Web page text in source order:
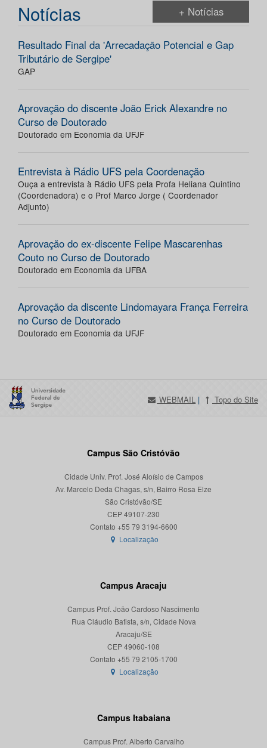
Notícias + Notícias
Resultado Final da 'Arrecadação Potencial e Gap
Tributário de Sergipe'
GAP
Aprovação do discente João Erick Alexandre no
Curso de Doutorado
Doutorado em Economia da UFJF
Entrevista à Rádio UFS pela Coordenação
Ouça a entrevista à Rádio UFS pela Profa Heliana Quintino
(Coordenadora) e o Prof Marco Jorge ( Coordenador
Adjunto)
Aprovação do ex-discente Felipe Mascarenhas
Couto no Curso de Doutorado
Doutorado em Economia da UFBA
Aprovação da discente Lindomayara França Ferreira
no Curso de Doutorado
Doutorado em Economia da UFJF
WEBMAIL | Topo do Site
Campus São Cristóvão
Cidade Univ. Prof. José Aloísio de Campos
Av. Marcelo Deda Chagas, s/n, Bairro Rosa Elze
São Cristóvão/SE
CEP 49107-230
Localização
Campus Aracaju
Campus Prof. João Cardoso Nascimento
Rua Cláudio Batista, s/n, Cidade Nova
Aracaju/SE
CEP 49060-108
Localização
Campus Itabaiana
Campus Prof. Alberto Carvalho